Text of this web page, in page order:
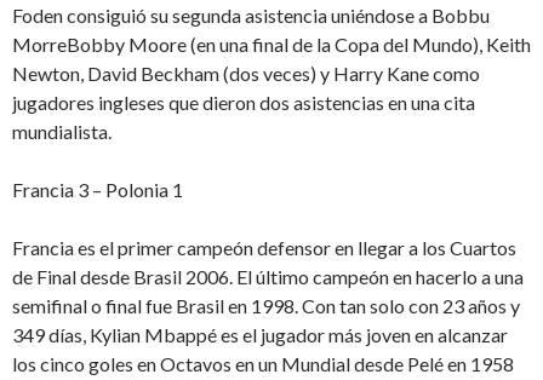
Foden consiguió su segunda asistencia uniéndose a Bobbu
MorreBobby Moore (en una final de la Copa del Mundo), Keith
Newton, David Beckham (dos veces) y Harry Kane como
jugadores ingleses que dieron dos asistencias en una cita
mundialista.
Francia 3 – Polonia 1
Francia es el primer campeón defensor en llegar a los Cuartos
de Final desde Brasil 2006. El último campeón en hacerlo a una
semifinal o final fue Brasil en 1998. Con tan solo con 23 años y
349 días, Kylian Mbappé es el jugador más joven en alcanzar
los cinco goles en Octavos en un Mundial desde Pelé en 1958